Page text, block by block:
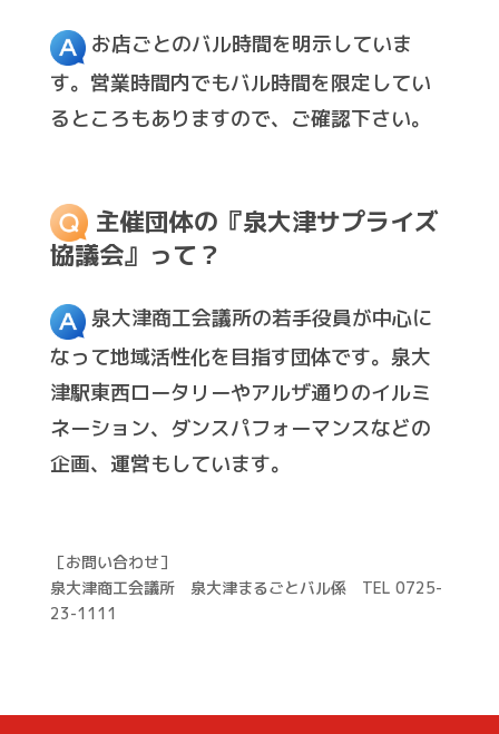
お店ごとのバル時間を明示していま
す。営業時間内でもバル時間を限定してい
るところもありますので、ご確認下さい。
主催団体の『泉大津サプライズ
協議会』って？
泉大津商工会議所の若手役員が中心に
なって地域活性化を目指す団体です。泉大
津駅東西ロータリーやアルザ通りのイルミ
ネーション、ダンスパフォーマンスなどの
企画、運営もしています。
［お問い合わせ］
泉大津商工会議所 泉大津まるごとバル係 TEL 0725-
23-1111